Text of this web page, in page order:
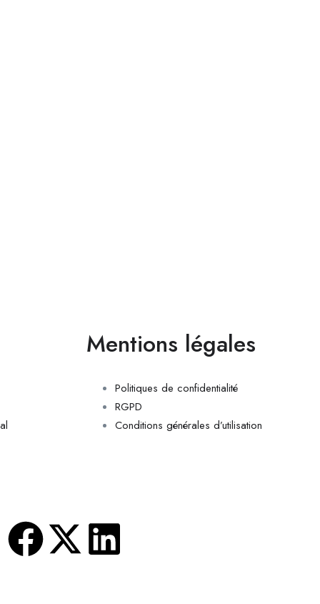
Mentions légales
Politiques de confidentialité
RGPD
Conditions générales d’utilisation